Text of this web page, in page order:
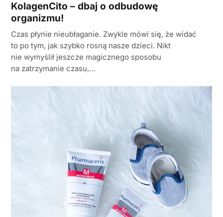
KolagenCito – dbaj o odbudowę
organizmu!
Czas płynie nieubłaganie. Zwykle mówi się, że widać
to po tym, jak szybko rosną nasze dzieci. Nikt
nie wymyślił jeszcze magicznego sposobu
na zatrzymanie czasu,…